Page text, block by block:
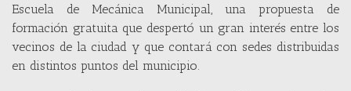
Escuela de Mecánica Municipal, una propuesta de
formación gratuita que despertó un gran interés entre los
vecinos de la ciudad y que contará con sedes distribuidas
en distintos puntos del municipio.